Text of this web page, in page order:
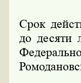
Срок
до десяти